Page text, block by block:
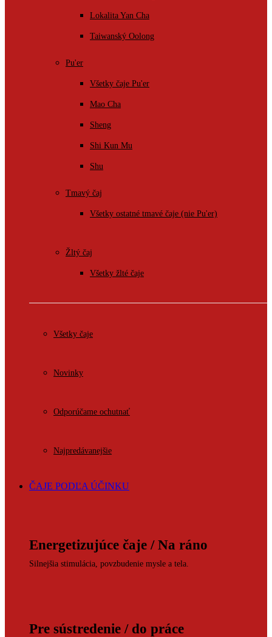
Lokalita Yan Cha
Taiwanský Oolong
Pu'er
Všetky čaje Pu'er
Mao Cha
Sheng
Shi Kun Mu
Shu
Tmavý čaj
Všetky ostatné tmavé čaje (nie Pu'er)
Žltý čaj
Všetky žlté čaje
Všetky čaje
Novinky
Odporúčame ochutnať
Najpredávanejšie
ČAJE PODĽA ÚČINKU
Energetizujúce čaje / Na ráno
Silnejšia stimulácia, povzbudenie mysle a tela.
Pre sústredenie / do práce